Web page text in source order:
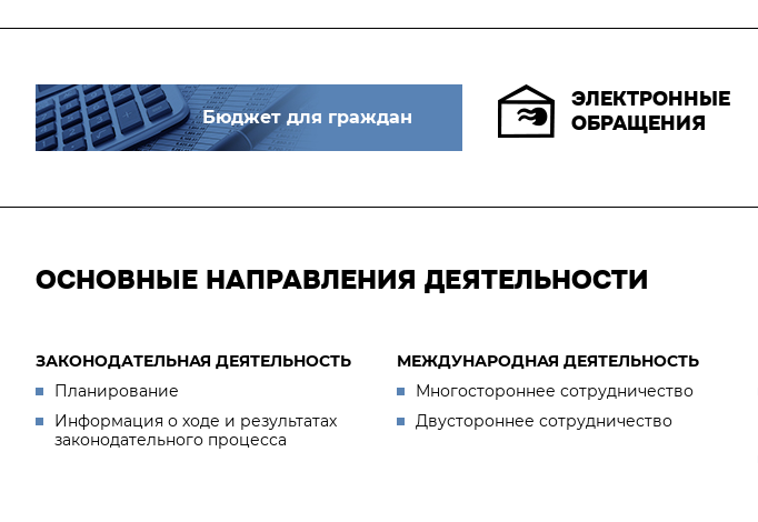
Бюджет для граждан
ЭЛЕКТРОННЫЕ
ОБРАЩЕНИЯ
ОСНОВНЫЕ НАПРАВЛЕНИЯ ДЕЯТЕЛЬНОСТИ
ЗАКОНОДАТЕЛЬНАЯ ДЕЯТЕЛЬНОСТЬ
Планирование
Информация о ходе и результатах
законодательного процесса
МЕЖДУНАРОДНАЯ ДЕЯТЕЛЬНОСТЬ
Многостороннее сотрудничество
Двустороннее сотрудничество